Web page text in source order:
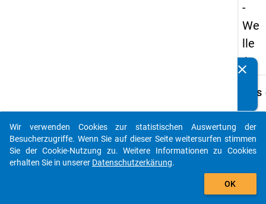
-
We
lle
1
Details
D04.1
clear
auto_stories
add_shopping_cart
Wir verwenden Cookies zur statistischen Auswertung der
Besucherzugriffe. Wenn Sie auf dieser Seite weitersurfen stimmen
Sie der Cookie-Nutzung zu. Weitere Informationen zu Cookies
erhalten Sie in unserer Datenschutzerkärung.
OK